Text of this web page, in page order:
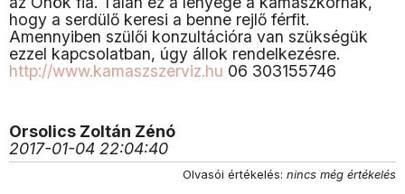
hogy a serdülő keresi a benne rejlő férfit.
Amennyiben szülői konzultációra van szükségük
ezzel kapcsolatban, úgy állok rendelkezésre.
http://www.kamaszszerviz.hu 06 303155746
Orsolics Zoltán Zénó
2017-01-04 22:04:40
Olvasói értékelés: nincs még értékelés